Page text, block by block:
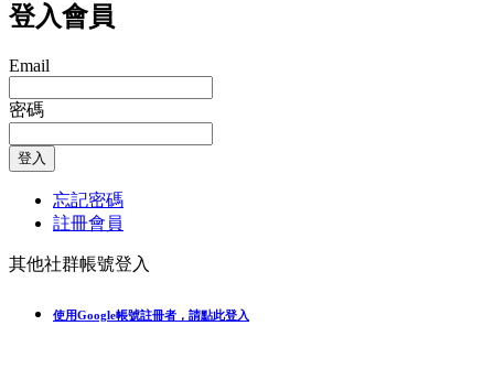
登入會員
Email
密碼
登入
忘記密碼
註冊會員
其他社群帳號登入
使用Google帳號註冊者，請點此登入